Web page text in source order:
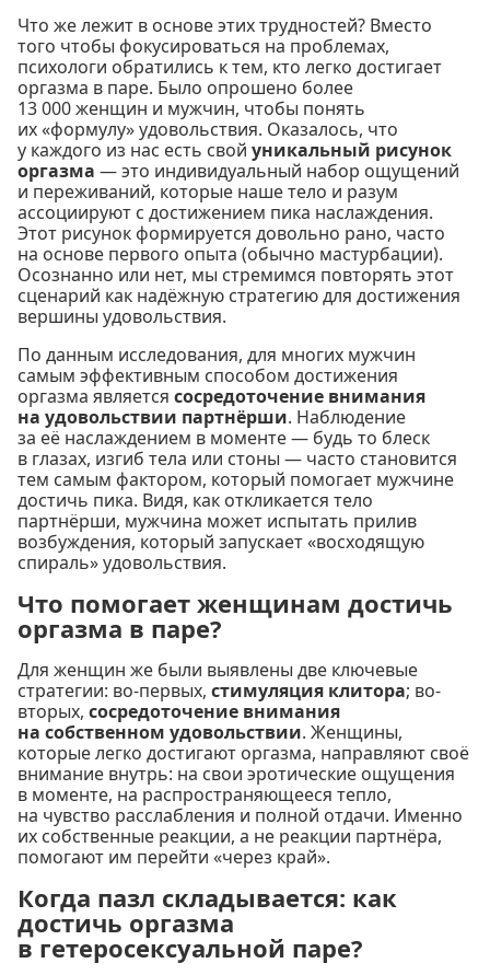
Что же лежит в основе этих трудностей? Вместо
того чтобы фокусироваться на проблемах,
психологи обратились к тем, кто легко достигает
оргазма в паре. Было опрошено более
13 000 женщин и мужчин, чтобы понять
их «формулу» удовольствия. Оказалось, что
у каждого из нас есть свой уникальный рисунок
оргазма — это индивидуальный набор ощущений
и переживаний, которые наше тело и разум
ассоциируют с достижением пика наслаждения.
Этот рисунок формируется довольно рано, часто
на основе первого опыта (обычно мастурбации).
Осознанно или нет, мы стремимся повторять этот
сценарий как надёжную стратегию для достижения
вершины удовольствия.
По данным исследования, для многих мужчин
самым эффективным способом достижения
оргазма является сосредоточение внимания
на удовольствии партнёрши. Наблюдение
за её наслаждением в моменте — будь то блеск
в глазах, изгиб тела или стоны — часто становится
тем самым фактором, который помогает мужчине
достичь пика. Видя, как откликается тело
партнёрши, мужчина может испытать прилив
возбуждения, который запускает «восходящую
спираль» удовольствия.
Что помогает женщинам достичь
оргазма в паре?
Для женщин же были выявлены две ключевые
стратегии: во-первых, стимуляция клитора; во-
вторых, сосредоточение внимания
на собственном удовольствии. Женщины,
которые легко достигают оргазма, направляют своё
внимание внутрь: на свои эротические ощущения
в моменте, на распространяющееся тепло,
на чувство расслабления и полной отдачи. Именно
их собственные реакции, а не реакции партнёра,
помогают им перейти «через край».
Когда пазл складывается: как
достичь оргазма
в гетеросексуальной паре?